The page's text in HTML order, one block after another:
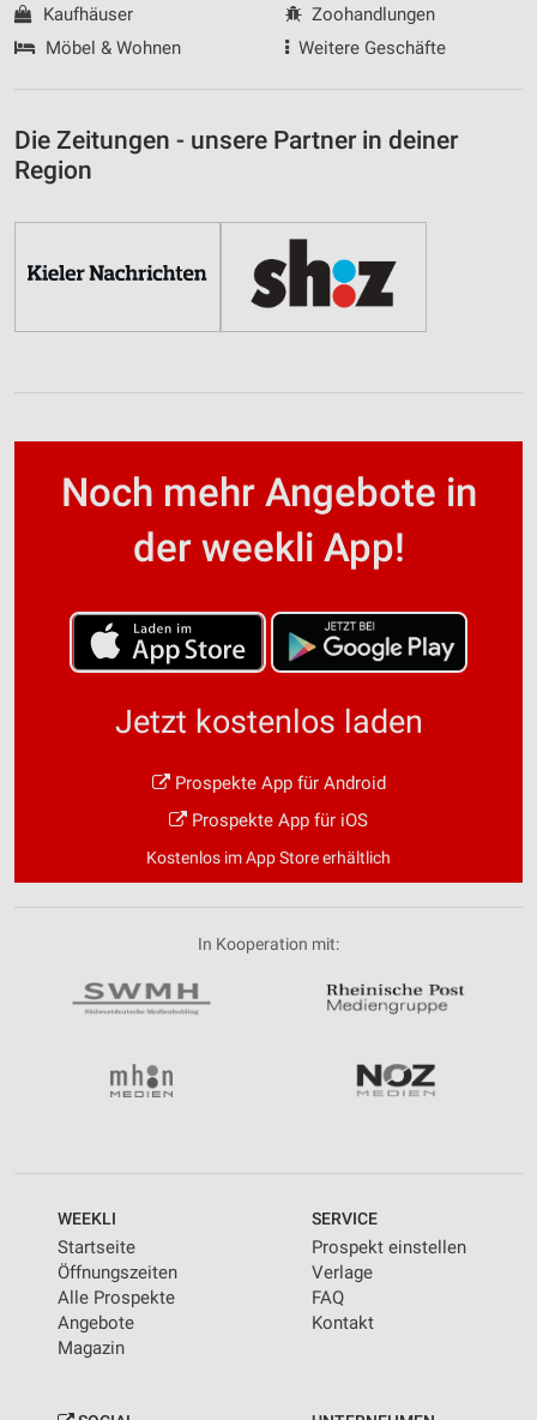
Kaufhäuser
Möbel & Wohnen
Zoohandlungen
Weitere Geschäfte
Die Zeitungen - unsere Partner in deiner
Region
Noch mehr Angebote in
der weekli App!
Jetzt kostenlos laden
Prospekte App für Android
Prospekte App für iOS
Kostenlos im App Store erhältlich
In Kooperation mit:
WEEKLI
Startseite
Öffnungszeiten
Alle Prospekte
Angebote
Magazin
SERVICE
Prospekt einstellen
Verlage
FAQ
Kontakt